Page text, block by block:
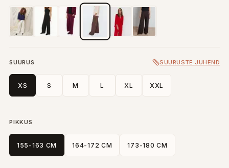
SUURUS SUURUSTE JUHEND
XS S M L XL XXL
PIKKUS
155-163 CM 164-172 CM 173-180 CM